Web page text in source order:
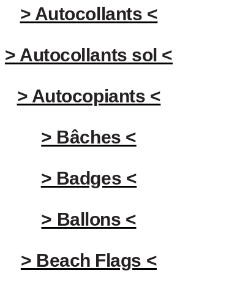
> Autocollants <
> Autocollants sol <
> Autocopiants <
> Bâches <
> Badges <
> Ballons <
> Beach Flags <